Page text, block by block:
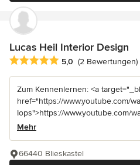
Lucas Heil Interior Design
Durchschnittliche Bewertung: 5
5,0 (2 Bewertungen)
Zum Kennenlernen: <a
href="https://www.youtube.com/
Iops">https://www.youtube.com/
Mehr
66440 Blieskastel